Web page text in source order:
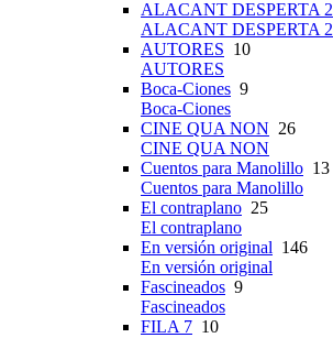
ALACANT DESPERTA 2
ALACANT DESPERTA 2
AUTORES 10
AUTORES
Boca-Ciones 9
Boca-Ciones
CINE QUA NON 26
CINE QUA NON
Cuentos para Manolillo 13
Cuentos para Manolillo
El contraplano 25
El contraplano
En versión original 146
En versión original
Fascineados 9
Fascineados
FILA 7 10